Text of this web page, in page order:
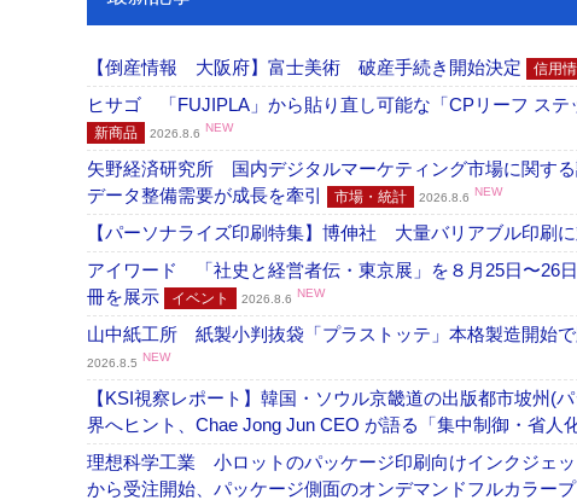
【倒産情報 大阪府】富士美術 破産手続き開始決定 信用
ヒサゴ 「FUJIPLA」から貼り直し可能な「CPリーフ ス
新商品 2026.8.6 NEW
矢野経済研究所 国内デジタルマーケティング市場に関す
データ整備需要が成長を牽引
市場・統計 2026.8.6 NEW
【パーソナライズ印刷特集】博伸社 大量バリアブル印刷
アイワード 「社史と経営者伝・東京展」を８月25日〜26
冊を展示
イベント 2026.8.6 NEW
山中紙工所 紙製小判抜袋「プラストッテ」本格製造開始
2026.8.5 NEW
【KSI視察レポート】韓国・ソウル京畿道の出版都市坡州
界へヒント、Chae Jong Jun CEO が語る「集中制御・省人
理想科学工業 小ロットのパッケージ印刷向けインクジェ
から受注開始、パッケージ側面のオンデマンドフルカラー